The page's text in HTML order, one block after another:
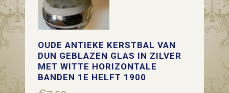
OUDE ANTIEKE KERSTBAL VAN
DUN GEBLAZEN GLAS IN ZILVER
MET WITTE HORIZONTALE
BANDEN 1E HELFT 1900